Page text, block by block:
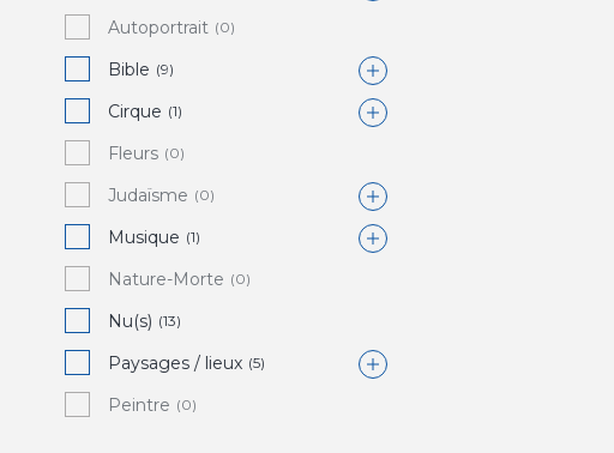
Couple / amoureux
Mariage / noce
Âne (0)
Bouc / chèvre
Cheval
Coq (8)
OIseau (5)
Poisson
Vache (0)
Autoportrait (0)
Bible (9)
Adam et Eve
Crucifixion
Descente de croix
Paradis / Jardin d'Eden
Sacrifice d'Abraham
Sainte famille
Cirque (1)
Clown
Fleurs (0)
Judaïsme (0)
Shofar
Musique (1)
Lyre (0)
Nature-Morte (0)
Nu(s) (13)
Paysages / lieux (5)
Grèce
Peintre (0)